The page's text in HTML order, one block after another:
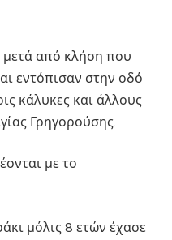
από κλήση που
εντόπισαν στην οδό
κάλυκες και άλλους
Γρηγορούσης.
με το
μόλις 8 ετών έχασε